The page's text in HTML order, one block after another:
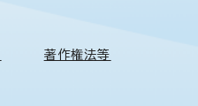
著作権法等